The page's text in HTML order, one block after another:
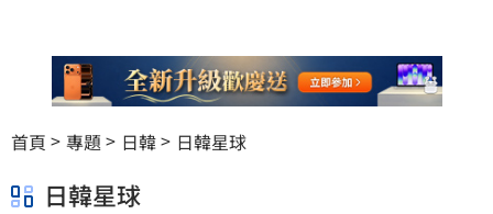
首頁 專題 日韓 日韓星球
日韓星球